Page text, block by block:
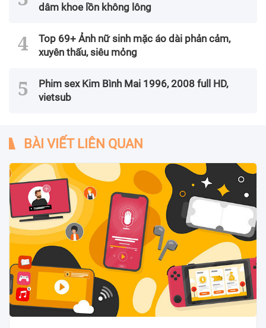
dâm khoe lồn không lông
Top 69+ Ảnh nữ sinh mặc áo dài phản cảm,
xuyên thấu, siêu mỏng
Phim sex Kim Bình Mai 1996, 2008 full HD,
vietsub
BÀI VIẾT LIÊN QUAN